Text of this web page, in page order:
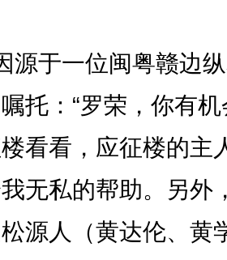
源于一位闽粤赣边
托：“罗荣，你有
看看，应征楼的主
无私的帮助。另外
源人（黄达伦、黄